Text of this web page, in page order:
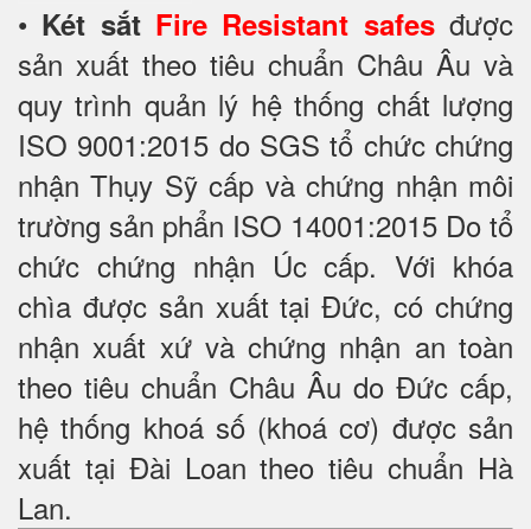
• Két sắt Fire Resistant safesđược
sản xuất theo tiêu chuẩn Châu Âu và
quy trình quản lý hệ thống chất lượng
ISO 9001:2015 do SGS tổ chức chứng
nhận Thụy Sỹ cấp và chứng nhận môi
trường sản phẩn ISO 14001:2015 Do tổ
chức chứng nhận Úc cấp. Với khóa
chìa được sản xuất tại Đức, có chứng
nhận xuất xứ và chứng nhận an toàn
theo tiêu chuẩn Châu Âu do Đức cấp,
hệ thống khoá số (khoá cơ) được sản
xuất tại Đài Loan theo tiêu chuẩn Hà
Lan.